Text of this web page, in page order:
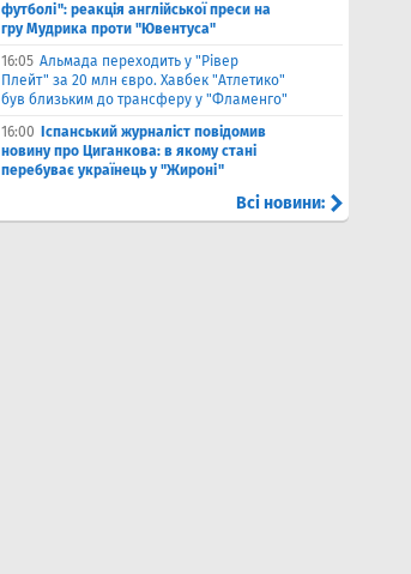
футболі": реакція англійської преси на
гру Мудрика проти "Ювентуса"
16:05 Альмада переходить у "Рівер
Плейт" за 20 млн євро. Хавбек "Атлетико"
був близьким до трансферу у "Фламенго"
16:00
Іспанський журналіст повідомив
новину про Циганкова: в якому стані
перебуває українець у "Жироні"
Всі новини: